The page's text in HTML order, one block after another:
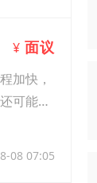
¥ 面议
加快，
可能传
08 07:05